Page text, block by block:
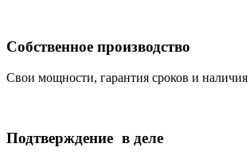
Собственное производство
Свои мощности, гарантия сроков и наличия
Подтверждение в деле